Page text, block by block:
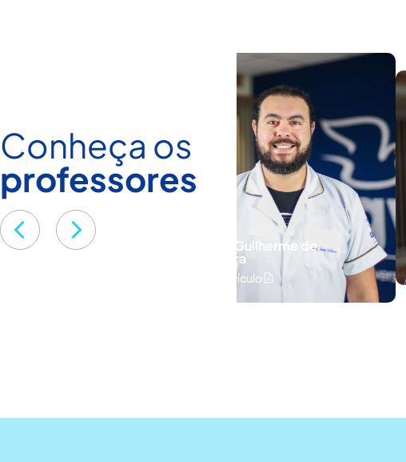
Conheça os
professores
Jonas Guilherme de
Oliveira
Robson Carlos Boiarski
ver currículo